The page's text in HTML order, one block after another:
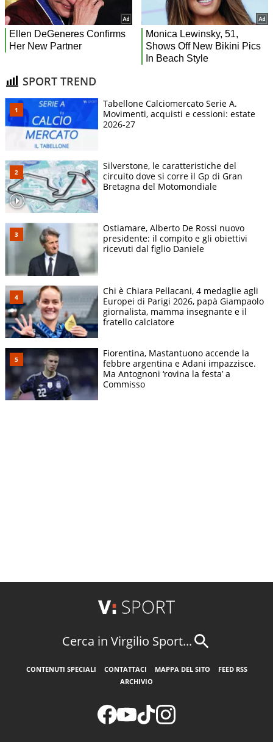
SPORT TREND
Tabellone Calciomercato Serie A.
Movimenti, acquisti e cessioni: estate
2026-27
Silverstone, le caratteristiche del
circuito dove si corre il Gp di Gran
Bretagna del Motomondiale
Ostiamare, Alberto De Rossi nuovo
presidente: il compito e gli obiettivi
ricevuti dal figlio Daniele
Chi è Chiara Pellacani, 4 medaglie agli
Europei di Parigi 2026, papà Giampaolo
giornalista, mamma insegnante e il
fratello calciatore
Fiorentina, Mastantuono accende la
febbre argentina e Adani impazzisce.
Ma Antognoni ‘rovina la festa’ a
Commisso
Cerca in Virgilio Sport...
CONTENUTI SPECIALI CONTATTACI MAPPA DEL SITO
FEED RSS
ARCHIVIO